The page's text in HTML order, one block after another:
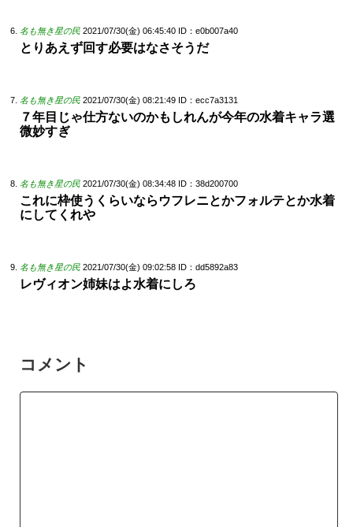
名も無き星の民 2021/07/30(金) 06:45:40 ID：e0b007a40
とりあえず回す必要はなさそうだ
名も無き星の民 2021/07/30(金) 08:21:49 ID：ecc7a3131
７年目じゃ仕方ないのかもしれんが今年の水着キャラ選
微妙すぎ
名も無き星の民 2021/07/30(金) 08:34:48 ID：38d200700
これに枠使うくらいならウフレニとかフォルテとか水着
にしてくれや
名も無き星の民 2021/07/30(金) 09:02:58 ID：dd5892a83
レヴィオン姉妹はよ水着にしろ
コメント